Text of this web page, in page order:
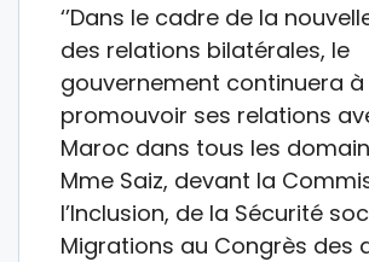
‘’Dans le cadre de la
des relations bilatérales, le
gouvernement continuera à
promouvoir ses relations
Maroc dans tous les
Mme Saiz, devant la
l’Inclusion, de la Sécurité
Migrations au Congrès des